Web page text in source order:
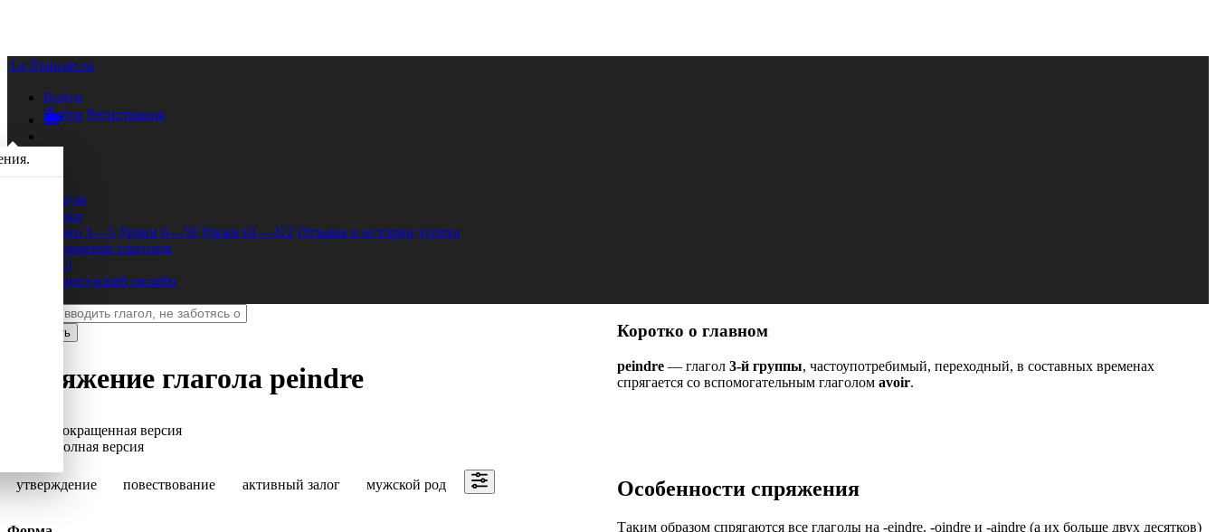
Le-Francais.ru
Войти
Войти Регистрация
Форум
Уроки
Уроки 1—5 Уроки 6—59 Уроки 61—312 Отзывы и истории успеха
Спряжение глаголов
FAQ
Французский онлайн
Спряжение глагола peindre
Сокращенная версия
Полная версия
утверждение повествование активный залог мужской род
Коротко о главном
peindre — глагол 3-й группы, частоупотребимый, переходный, в составных временах
спрягается со вспомогательным глаголом avoir.
Особенности спряжения
Таким образом спрягаются все глаголы на -eindre, -oindre и -aindre (а их больше двух десятков)